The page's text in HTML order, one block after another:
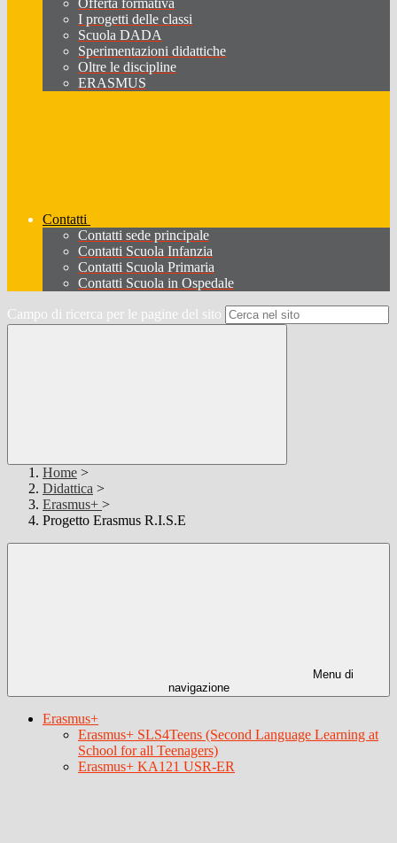
Offerta formativa
I progetti delle classi
Scuola DADA
Sperimentazioni didattiche
Oltre le discipline
ERASMUS
Contatti
Contatti sede principale
Contatti Scuola Infanzia
Contatti Scuola Primaria
Contatti Scuola in Ospedale
Campo di ricerca per le pagine del sito
Home >
Didattica >
Erasmus+ >
Progetto Erasmus R.I.S.E
Menu di
navigazione
Erasmus+
Erasmus+ SLS4Teens (Second Language Learning at
School for all Teenagers)
Erasmus+ KA121 USR-ER